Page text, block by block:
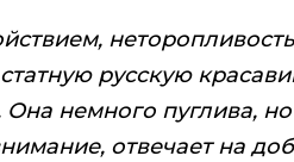
русскую
Она немного пуглива,
отвечает на